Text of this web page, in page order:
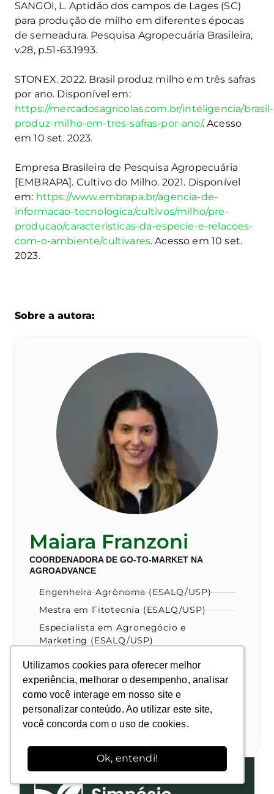
Utilizamos cookies para oferecer melhor
experiência, melhorar o desempenho, analisar
como você interage em nosso site e
personalizar conteúdo. Ao utilizar este site,
você concorda com o uso de cookies.
Ok, entendi!
Utilizamos cookies para oferecer melhor
experiência, melhorar o desempenho, analisar
como você interage em nosso site e
personalizar conteúdo. Ao utilizar este site,
você concorda com o uso de cookies.
Ok, entendi!
SANGOI, L. Aptidão dos campos de Lages (SC)
para produção de milho em diferentes épocas
de semeadura. Pesquisa Agropecuária Brasileira,
v.28, p.51-63.1993.
STONEX. 2022. Brasil produz milho em três safras
por ano. Disponível em:
https://mercadosagricolas.com.br/inteligencia/brasil-
produz-milho-em-tres-safras-por-ano/. Acesso
em 10 set. 2023.
Empresa Brasileira de Pesquisa Agropecuária
[EMBRAPA]. Cultivo do Milho. 2021. Disponível
em: https://www.embrapa.br/agencia-de-
informacao-tecnologica/cultivos/milho/pre-
producao/caracteristicas-da-especie-e-relacoes-
com-o-ambiente/cultivares. Acesso em 10 set.
2023.
Sobre a autora:
Maiara Franzoni
COORDENADORA DE GO-TO-MARKET NA
AGROADVANCE
Engenheira Agrônoma (ESALQ/USP)
Mestra em Fitotecnia (ESALQ/USP)
Especialista em Agronegócio e
Marketing (ESALQ/USP)
maiara.franzoni@stg-agroadvancecombr-stage.kinsta.cloud
Perfil do Linkedin
VER MAIS ARTIGOS DO
AUTOR